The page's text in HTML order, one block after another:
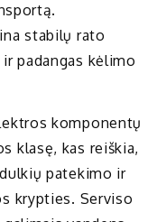
stabilų rato
padangas kėlimo
komponentų
klasę, kas reiškia,
patekimo ir
krypties. Serviso